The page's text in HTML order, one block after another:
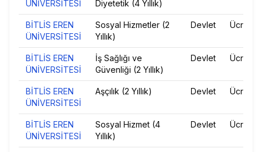
ÜNİVERSİTESİ Diyetetik (4 Yıllık)
BİTLİS EREN
ÜNİVERSİTESİ
Sosyal Hizmetler (2
Yıllık)
Devlet Ücretsiz
BİTLİS EREN
ÜNİVERSİTESİ
İş Sağlığı ve
Güvenliği (2 Yıllık)
Devlet Ücretsiz
BİTLİS EREN
ÜNİVERSİTESİ
Aşçılık (2 Yıllık) Devlet Ücretsiz
BİTLİS EREN
ÜNİVERSİTESİ
Sosyal Hizmet (4
Yıllık)
Devlet Ücretsiz